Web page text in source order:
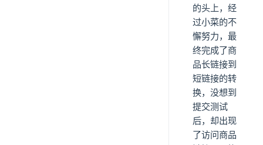
的头上，经
过小菜的不
懈努力，最
终完成了商
品长链接到
短链接的转
换，没想到
提交测试
后，却出现
了访问商品